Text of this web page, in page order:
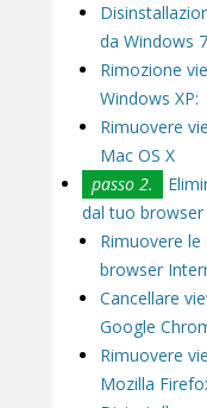
da Windows 7
Rimozione
Windows XP:
Rimuovere
Mac OS X
passo 2.
dal tuo browser
Rimuovere
browser
Cancellare
Google
Rimuovere
Mozilla